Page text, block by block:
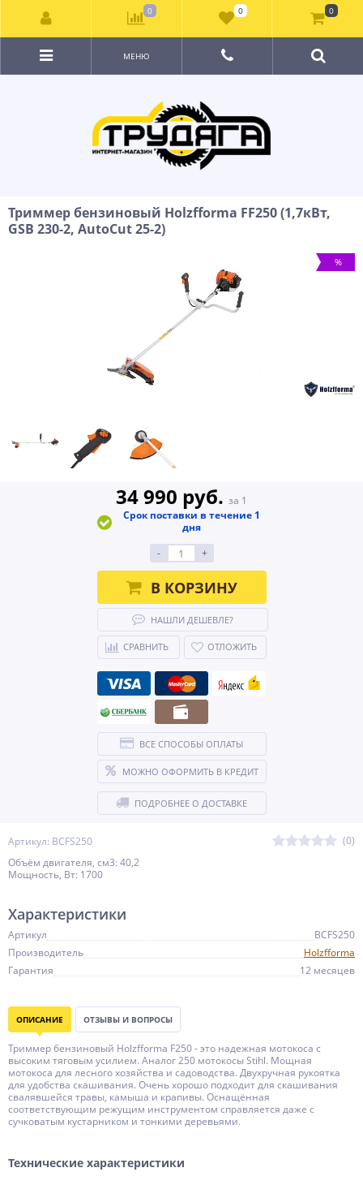
МЕНЮ
Триммер бензиновый Holzfforma FF250 (1,7кВт,
GSB 230-2, AutoCut 25-2)
%
Артикул: BCFS250
(0)
Объём двигателя, см3: 40,2
Мощность, Вт: 1700
34 990 руб. за 1
Срок поставки в течение 1
дня
-
+
В КОРЗИНУ
НАШЛИ ДЕШЕВЛЕ?
СРАВНИТЬ ОТЛОЖИТЬ
ВСЕ СПОСОБЫ ОПЛАТЫ
МОЖНО ОФОРМИТЬ В КРЕДИТ
ПОДРОБНЕЕ О ДОСТАВКЕ
Характеристики
Артикул
BCFS250
Производитель
Holzfforma
Гарантия
12 месяцев
ОПИСАНИЕ ОТЗЫВЫ И ВОПРОСЫ
Триммер бензиновый Holzfforma F250 - это надежная мотокоса с
высоким тяговым усилием. Аналог 250 мотокосы Stihl. Мощная
мотокоса для лесного хозяйства и садоводства. Двухручная рукоятка
для удобства скашивания. Очень хорошо подходит для скашивания
свалявшейся травы, камыша и крапивы. Оснащённая
соответствующим режущим инструментом справляется даже с
сучковатым кустарником и тонкими деревьями.
Технические характеристики
0 0 0